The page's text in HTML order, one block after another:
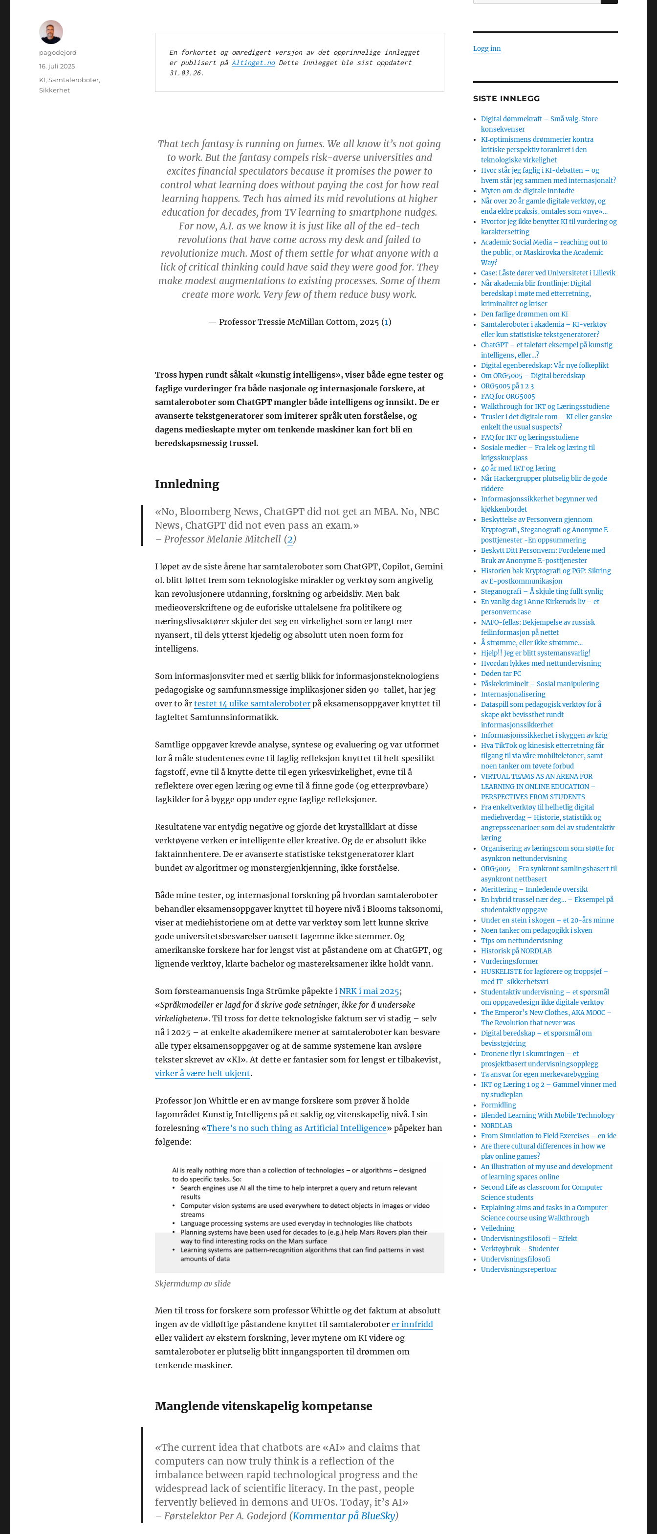
En forkortet og omredigert versjon av det opprinnelige innlegget
er publisert på Altinget.no Dette innlegget ble sist oppdatert
31.03.26.
That tech fantasy is running on fumes. We all know it’s not going
to work. But the fantasy compels risk-averse universities and
excites financial speculators because it promises the power to
control what learning does without paying the cost for how real
learning happens. Tech has aimed its mid revolutions at higher
education for decades, from TV learning to smartphone nudges.
For now, A.I. as we know it is just like all of the ed-tech
revolutions that have come across my desk and failed to
revolutionize much. Most of them settle for what anyone with a
lick of critical thinking could have said they were good for. They
make modest augmentations to existing processes. Some of them
create more work. Very few of them reduce busy work.
Professor Tressie McMillan Cottom, 2025 (1)
Tross hypen rundt såkalt «kunstig intelligens», viser både egne tester og
faglige vurderinger fra både nasjonale og internasjonale forskere, at
samtaleroboter som ChatGPT mangler både intelligens og innsikt. De er
avanserte tekstgeneratorer som imiterer språk uten forståelse, og
dagens medieskapte myter om tenkende maskiner kan fort bli en
beredskapsmessig trussel.
Innledning
«No, Bloomberg News, ChatGPT did not get an MBA. No, NBC
News, ChatGPT did not even pass an exam.»
– Professor Melanie Mitchell (2)
I løpet av de siste årene har samtaleroboter som ChatGPT, Copilot, Gemini
ol. blitt løftet frem som teknologiske mirakler og verktøy som angivelig
kan revolusjonere utdanning, forskning og arbeidsliv. Men bak
medieoverskriftene og de euforiske uttalelsene fra politikere og
næringslivsaktører skjuler det seg en virkelighet som er langt mer
nyansert, til dels ytterst kjedelig og absolutt uten noen form for
intelligens.
Som informasjonsviter med et særlig blikk for informasjonsteknologiens
pedagogiske og samfunnsmessige implikasjoner siden 90-tallet, har jeg
over to år testet 14 ulike samtaleroboterpå eksamensoppgaver knyttet til
fagfeltet Samfunnsinformatikk.
Samtlige oppgaver krevde analyse, syntese og evaluering og var utformet
for å måle studentenes evne til faglig refleksjon knyttet til helt spesifikt
fagstoff, evne til å knytte dette til egen yrkesvirkelighet, evne til å
reflektere over egen læring og evne til å finne gode (og etterprøvbare)
fagkilder for å bygge opp under egne faglige refleksjoner.
Resultatene var entydig negative og gjorde det krystallklart at disse
verktøyene verken er intelligente eller kreative. Og de er absolutt ikke
faktainnhentere. De er avanserte statistiske tekstgeneratorer klart
bundet av algoritmer og mønstergjenkjenning, ikke forståelse.
Både mine tester, og internasjonal forskning på hvordan samtaleroboter
behandler eksamensoppgaver knyttet til høyere nivå i Blooms taksonomi,
viser at mediehistoriene om at dette var verktøy som lett kunne skrive
gode universitetsbesvarelser uansett fagemne ikke stemmer. Og
amerikanske forskere har for lengst vist at påstandene om at ChatGPT, og
lignende verktøy, klarte bachelor og mastereksamener ikke holdt vann.
Som førsteamanuensis Inga Strümke påpekte i NRK i mai 2025;
«Språkmodeller er lagd for å skrive gode setninger, ikke for å undersøke
virkeligheten». Til tross for dette teknologiske faktum ser vi stadig – selv
nå i 2025 – at enkelte akademikere mener at samtaleroboter kan besvare
alle typer eksamensoppgaver og at de samme systemene kan avsløre
tekster skrevet av «KI». At dette er fantasier som for lengst er tilbakevist,
virker å være helt ukjent.
Professor Jon Whittle er en av mange forskere som prøver å holde
fagområdet Kunstig Intelligens på et saklig og vitenskapelig nivå. I sin
forelesning «There’s no such thing as Artificial Intelligence» påpeker han
følgende:
Skjermdump av slide
Men til tross for forskere som professor Whittle og det faktum at absolutt
ingen av de vidløftige påstandene knyttet til samtaleroboter er innfridd
eller validert av ekstern forskning, lever mytene om KI videre og
samtaleroboter er plutselig blitt inngangsporten til drømmen om
tenkende maskiner.
Manglende vitenskapelig kompetanse
«The current idea that chatbots are «AI» and claims that
computers can now truly think is a reflection of the
imbalance between rapid technological progress and the
widespread lack of scientific literacy. In the past, people
fervently believed in demons and UFOs. Today, it’s AI»
– Førstelektor Per A. Godejord (Kommentar på BlueSky)
Forfatter
pagodejord
Publisert
16. juli 2025
Kategorier
KI,Samtaleroboter,
Sikkerhet
etter:
Logg inn
SISTE INNLEGG
Digital dømmekraft – Små valg. Store
konsekvenser
KI‑optimismens drømmerier kontra
kritiske perspektiv forankret i den
teknologiske virkelighet
Hvor står jeg faglig i KI-debatten – og
hvem står jeg sammen med internasjonalt?
Myten om de digitale innfødte
Når over 20 år gamle digitale verktøy, og
enda eldre praksis, omtales som «nye»…
Hvorfor jeg ikke benytter KI til vurdering og
karaktersetting
Academic Social Media – reaching out to
the public, or Maskirovka the Academic
Way?
Case: Låste dører ved Universitetet i Lillevik
Når akademia blir frontlinje: Digital
beredskap i møte med etterretning,
kriminalitet og kriser
Den farlige drømmen om KI
Samtaleroboter i akademia – KI-verktøy
eller kun statistiske tekstgeneratorer?
ChatGPT – et taleført eksempel på kunstig
intelligens, eller…?
Digital egenberedskap: Vår nye folkeplikt
Om ORG5005 – Digital beredskap
ORG5005 på 1 2 3
FAQ for ORG5005
Walkthrough for IKT og Læringsstudiene
Trusler i det digitale rom – KI eller ganske
enkelt the usual suspects?
FAQ for IKT og læringsstudiene
Sosiale medier – Fra lek og læring til
krigsskueplass
40 år med IKT og læring
Når Hackergrupper plutselig blir de gode
riddere
Informasjonssikkerhet begynner ved
kjøkkenbordet
Beskyttelse av Personvern gjennom
Kryptografi, Steganografi og Anonyme E-
posttjenester -En oppsummering
Beskytt Ditt Personvern: Fordelene med
Bruk av Anonyme E-posttjenester
Historien bak Kryptografi og PGP: Sikring
av E-postkommunikasjon
Steganografi – Å skjule ting fullt synlig
En vanlig dag i Anne Kirkeruds liv – et
personverncase
NAFO-fellas: Bekjempelse av russisk
feilinformasjon på nettet
Å strømme, eller ikke strømme…
Hjelp!! Jeg er blitt systemansvarlig!
Hvordan lykkes med nettundervisning
Døden tar PC
Påskekriminelt – Sosial manipulering
Internasjonalisering
Dataspill som pedagogisk verktøy for å
skape økt bevissthet rundt
informasjonssikkerhet
Informasjonssikkerhet i skyggen av krig
Hva TikTok og kinesisk etterretning får
tilgang til via våre mobiltelefoner, samt
noen tanker om tøvete forbud
VIRTUAL TEAMS AS AN ARENA FOR
LEARNING IN ONLINE EDUCATION –
PERSPECTIVES FROM STUDENTS
Fra enkeltverktøy til helhetlig digital
mediehverdag – Historie, statistikk og
angrepsscenarioer som del av studentaktiv
læring
Organisering av læringsrom som støtte for
asynkron nettundervisning
ORG5005 – Fra synkront samlingsbasert til
asynkront nettbasert
Merittering – Innledende oversikt
En hybrid trussel nær deg… – Eksempel på
studentaktiv oppgave
Under en stein i skogen – et 20-års minne
Noen tanker om pedagogikk i skyen
Tips om nettundervisning
Historisk på NORDLAB
Vurderingsformer
HUSKELISTE for lagførere og troppsjef –
med IT-sikkerhetsvri
Studentaktiv undervisning – et spørsmål
om oppgavedesign ikke digitale verktøy
The Emperor’s New Clothes, AKA MOOC –
The Revolution that never was
Digital beredskap – et spørsmål om
bevisstgjøring
Dronene flyr i skumringen – et
prosjektbasert undervisningsopplegg
Ta ansvar for egen merkevarebygging
IKT og Læring 1 og 2 – Gammel vinner med
ny studieplan
Formidling
Blended Learning With Mobile Technology
NORDLAB
From Simulation to Field Exercises – en ide
Are there cultural differences in how we
play online games?
An illustration of my use and development
of learning spaces online
Second Life as classroom for Computer
Science students
Explaining aims and tasks in a Computer
Science course using Walkthrough
Veiledning
Undervisningsfilosofi – Effekt
Verktøybruk – Studenter
Undervisningsfilosofi
Undervisningsrepertoar